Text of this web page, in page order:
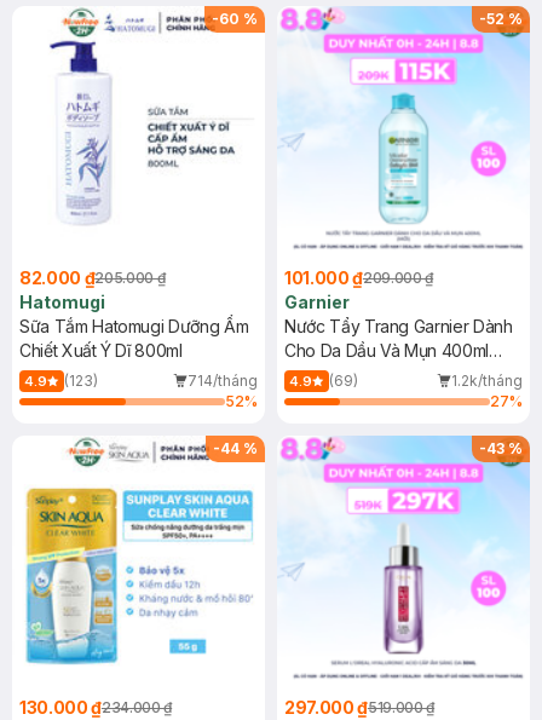
(SL có hạn)
-60 %
82.000 ₫205.000 ₫
Hatomugi
Sữa Tắm Hatomugi Dưỡng Ẩm
Chiết Xuất Ý Dĩ 800ml
4.9 (123)
714/tháng
52%
-52%
101.000 ₫209.000 ₫
Garnier
Nước Tẩy Trang Garnier Dành
Cho Da Dầu Và Mụn 400ml
(Mới)
4.9 (69)
1.2k/tháng
27%
-44 %
130.000 ₫234.000 ₫
-43%
297.000 ₫519.000 ₫